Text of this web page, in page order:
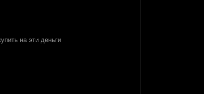
на эти деньги